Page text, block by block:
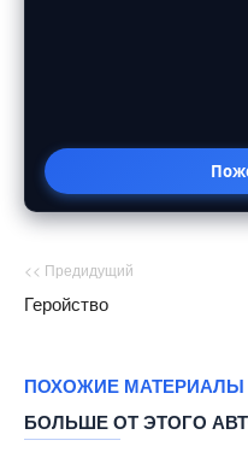
<< Предидущий
Геройство
ПОХОЖИЕ МАТЕРИАЛЫ
БОЛЬШЕ ОТ ЭТОГО